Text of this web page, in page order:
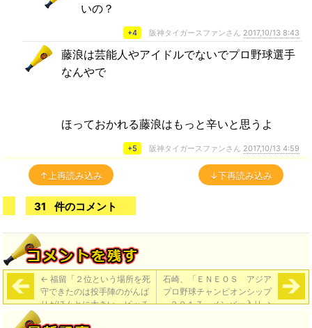
いの？
+4 阪神タイガースファンさん 2017,10/13 8:43
藤浪は芸能人やアイドルでないでプロ野球選手
なんやで
ほっておかれる藤浪はもっと辛いと思うよ
+5 阪神タイガースファンさん 2017,10/13 4:59
↑上再読み込み ↓下再読み込み
31 件のコメント
← 福留「２位という場所を死
守できたのは投手陣のがんば
りがほんとに大きい。ピッチ
ャーに迷惑を掛けて本当に頑
石崎、「ＥＮＥＯＳ アジア
プロ野球チャンピオンシップ
２０１７」メンバー入り→